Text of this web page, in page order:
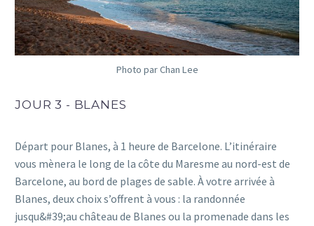
Photo par Chan Lee
JOUR 3 - BLANES
Départ pour Blanes, à 1 heure de Barcelone. L’itinéraire
vous mènera le long de la côte du Maresme au nord-est de
Barcelone, au bord de plages de sable. À votre arrivée à
Blanes, deux choix s’offrent à vous : la randonnée
jusqu&#39;au château de Blanes ou la promenade dans les